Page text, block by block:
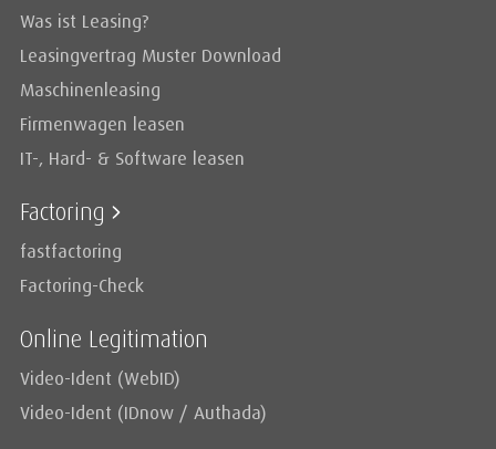
Was ist Leasing?
Leasingvertrag Muster Download
Maschinenleasing
Firmenwagen leasen
IT-, Hard- & Software leasen
Factoring
fastfactoring
Factoring-Check
Online Legitimation
Video-Ident (WebID)
Video-Ident (IDnow / Authada)